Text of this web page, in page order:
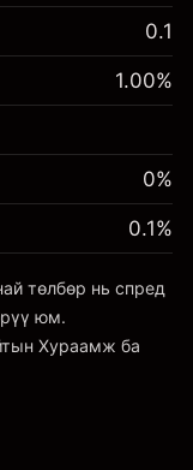
-0.01096
%
$1,000.00
%
0.1
1.00%
0%
0.1%
төлбөр нь спред
юм.
Хураамж ба